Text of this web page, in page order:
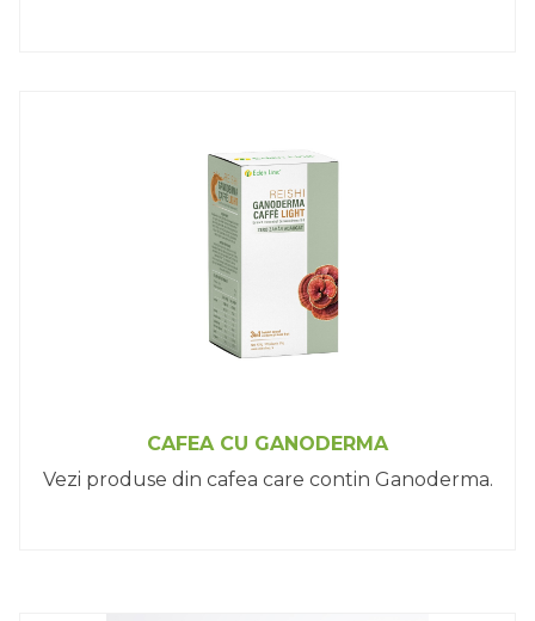
CAFEA CU GANODERMA
Vezi produse din cafea care contin Ganoderma.